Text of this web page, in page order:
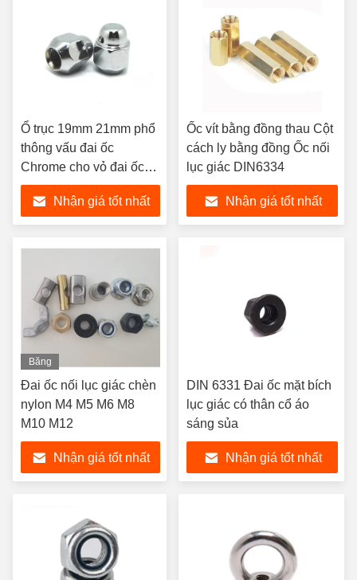
Ổ trục 19mm 21mm phổ
thông vấu đai ốc
Chrome cho vỏ đai ốc
bánh xe
Nhận giá tốt nhất
Ốc vít bằng đồng thau Cột
cách ly bằng đồng Ốc nối
lục giác DIN6334
Nhận giá tốt nhất
Băng
hình
Đai ốc nối lục giác chèn
nylon M4 M5 M6 M8
M10 M12
Nhận giá tốt nhất
DIN 6331 Đai ốc mặt bích
lục giác có thân cổ áo
sáng sủa
Nhận giá tốt nhất